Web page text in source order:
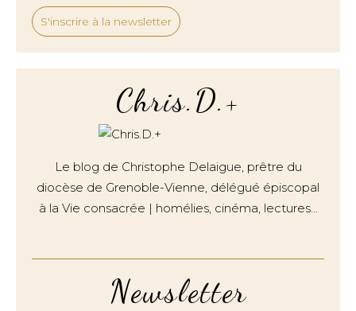
S'inscrire à la newsletter
Newsletter
Chris.D.+
Le blog de Christophe Delaigue, prêtre du
diocèse de Grenoble-Vienne, délégué épiscopal
à la Vie consacrée | homélies, cinéma, lectures…